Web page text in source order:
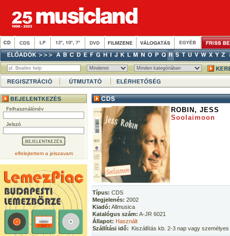
Felhasználónév
Jelszó
elfelejtettem a jelszavam
ROBIN, JESS
Soolaimoon
Típus: CDS
Megjelenés: 2002
Kiadó: Allmusica
Katalógus szám: A-JR 6021
Állapot: Használt
Szállítási idő: Kiszállítás kb. 2-3 nap vagy